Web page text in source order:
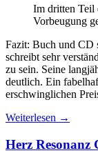
Im dritten Teil
Vorbeugung
Fazit: Buch und CD
schreibt sehr
zu sein. Seine
deutlich. Ein
erschwinglichen
Weiterlesen →
Herz Resonanz